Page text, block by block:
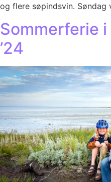
og flere søpindsvin. Søndag
Sommerferie
’24